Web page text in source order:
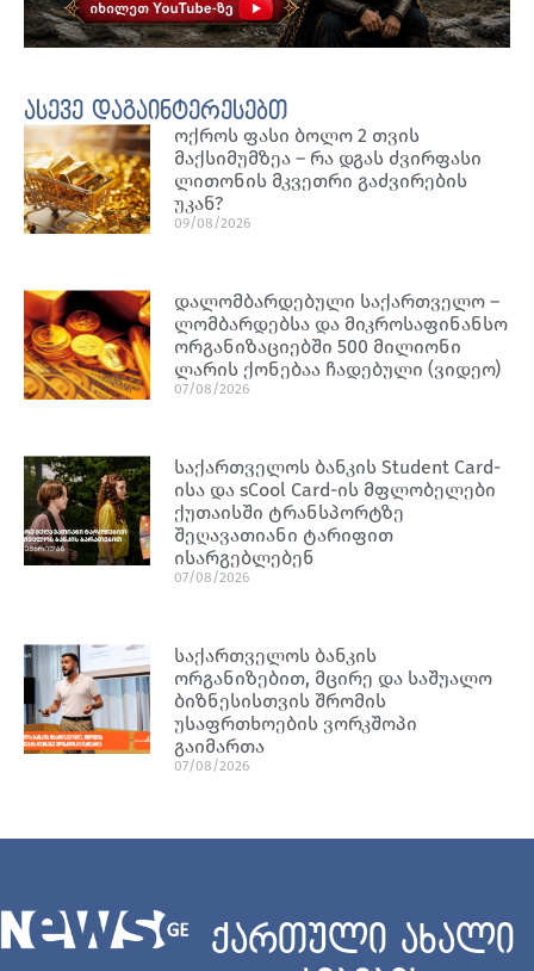
ასევე დაგაინტერესებთ
ოქროს ფასი ბოლო 2 თვის
მაქსიმუმზეა – რა დგას ძვირფასი
ლითონის მკვეთრი გაძვირების
უკან?
09/08/2026
დალომბარდებული საქართველო –
ლომბარდებსა და მიკროსაფინანსო
ორგანიზაციებში 500 მილიონი
ლარის ქონებაა ჩადებული (ვიდეო)
07/08/2026
საქართველოს ბანკის Student Card-
ისა და sCool Card-ის მფლობელები
ქუთაისში ტრანსპორტზე
შეღავათიანი ტარიფით
ისარგებლებენ
07/08/2026
საქართველოს ბანკის
ორგანიზებით, მცირე და საშუალო
ბიზნესისთვის შრომის
უსაფრთხოების ვორკშოპი
გაიმართა
07/08/2026
ქართული ახალი